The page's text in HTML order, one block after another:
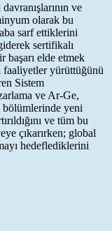
ve
olarak bu
sarf ettiklerini
sertifikalı
elde etmek
faaliyetler yürüttüğünü
Sistem
ve Ar-Ge,
yeni
ve tüm bu
çıkarırken; global
hedeflediklerini